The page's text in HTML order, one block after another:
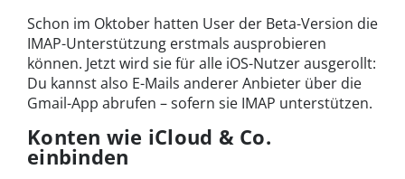
Schon im Oktober hatten User der Beta-Version die
IMAP-Unterstützung erstmals ausprobieren
können. Jetzt wird sie für alle iOS-Nutzer ausgerollt:
Du kannst also E-Mails anderer Anbieter über die
Gmail-App abrufen – sofern sie IMAP unterstützen.
Konten wie iCloud & Co.
einbinden